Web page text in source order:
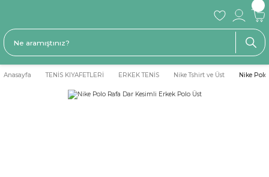
Anasayfa TENİS KIYAFETLERİ ERKEK TENİS Nike Tshirt ve Üst Nike